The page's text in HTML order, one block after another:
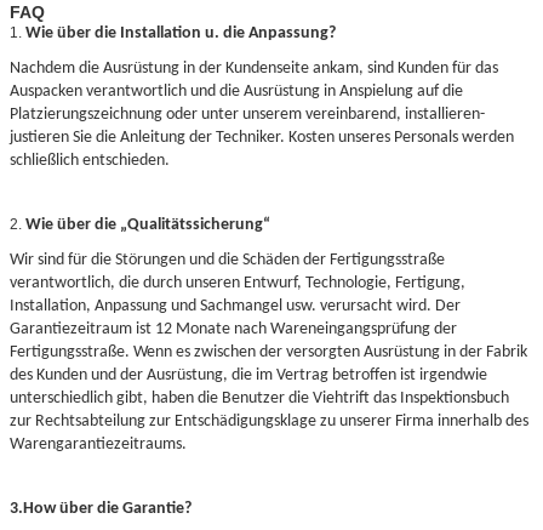
FAQ
1. Wie über die Installation u. die Anpassung?
Nachdem die Ausrüstung in der Kundenseite ankam, sind Kunden für das
Auspacken verantwortlich und die Ausrüstung in Anspielung auf die
Platzierungszeichnung oder unter unserem vereinbarend, installieren-
justieren Sie die Anleitung der Techniker. Kosten unseres Personals werden
schließlich entschieden.
2. Wie über die „Qualitätssicherung“
Wir sind für die Störungen und die Schäden der Fertigungsstraße
verantwortlich, die durch unseren Entwurf, Technologie, Fertigung,
Installation, Anpassung und Sachmangel usw. verursacht wird. Der
Garantiezeitraum ist 12 Monate nach Wareneingangsprüfung der
Fertigungsstraße. Wenn es zwischen der versorgten Ausrüstung in der Fabrik
des Kunden und der Ausrüstung, die im Vertrag betroffen ist irgendwie
unterschiedlich gibt, haben die Benutzer die Viehtrift das Inspektionsbuch
zur Rechtsabteilung zur Entschädigungsklage zu unserer Firma innerhalb des
Warengarantiezeitraums.
3.How über die Garantie?